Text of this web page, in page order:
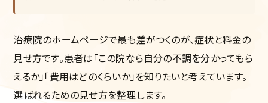
治療院のホームページで最も差がつくのが、症状と料金の
見せ方です。患者は「この院なら自分の不調を分かってもら
えるか」「費用はどのくらいか」を知りたいと考えています。
選ばれるための見せ方を整理します。